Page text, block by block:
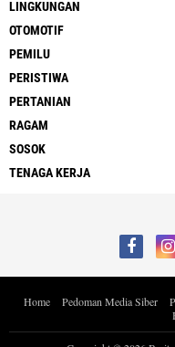
LINGKUNGAN
OTOMOTIF
PEMILU
PERISTIWA
PERTANIAN
RAGAM
SOSOK
TENAGA KERJA
Home Pedoman Media Siber